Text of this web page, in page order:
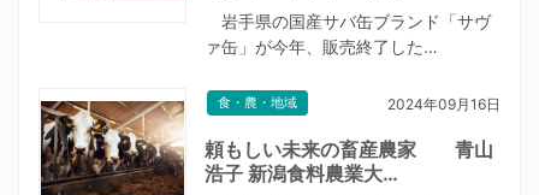
岩手県の国産サバ缶ブランド「サヴ
ァ缶」が今年、販売終了した…
食・農・地域 2024年09月16日
頼もしい未来の畜産農家 青山
浩子 新潟食料農業大…